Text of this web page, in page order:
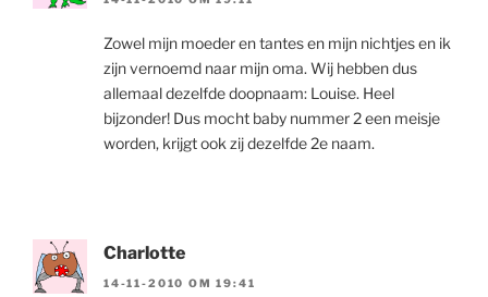
Zowel mijn moeder en tantes en mijn nichtjes en ik
zijn vernoemd naar mijn oma. Wij hebben dus
allemaal dezelfde doopnaam: Louise. Heel
bijzonder! Dus mocht baby nummer 2 een meisje
worden, krijgt ook zij dezelfde 2e naam.
Charlotte
14-11-2010 OM 19:41